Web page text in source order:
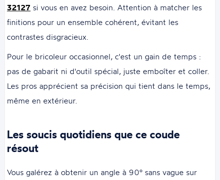
32127 si vous en avez besoin. Attention à matcher les
finitions pour un ensemble cohérent, évitant les
contrastes disgracieux.
Pour le bricoleur occasionnel, c'est un gain de temps :
pas de gabarit ni d'outil spécial, juste emboîter et coller.
Les pros apprécient sa précision qui tient dans le temps,
même en extérieur.
Les soucis quotidiens que ce coude
résout
Vous galérez à obtenir un angle à 90° sans vague sur